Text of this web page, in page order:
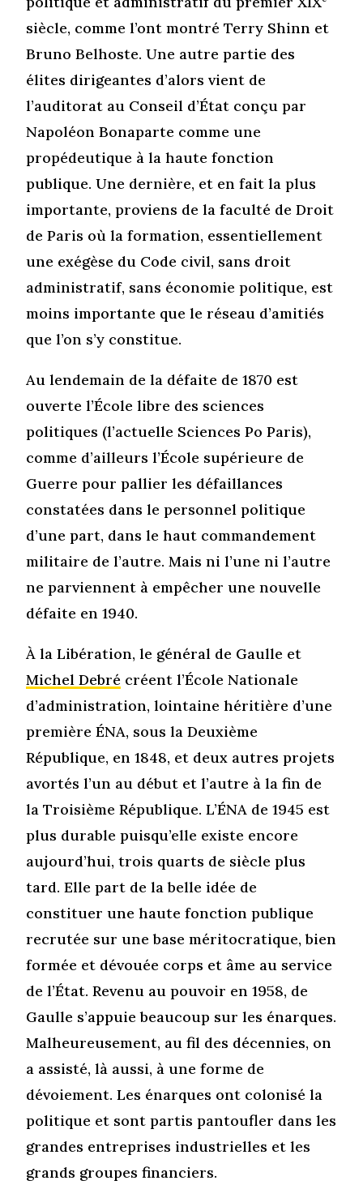
siècle, comme l’ont montré Terry Shinn et
Bruno Belhoste. Une autre partie des
élites dirigeantes d’alors vient de
l’auditorat au Conseil d’État conçu par
Napoléon Bonaparte comme une
propédeutique à la haute fonction
publique. Une dernière, et en fait la plus
importante, proviens de la faculté de Droit
de Paris où la formation, essentiellement
une exégèse du Code civil, sans droit
administratif, sans économie politique, est
moins importante que le réseau d’amitiés
que l’on s’y constitue.
Au lendemain de la défaite de 1870 est
ouverte l’École libre des sciences
politiques (l’actuelle Sciences Po Paris),
comme d’ailleurs l’École supérieure de
Guerre pour pallier les défaillances
constatées dans le personnel politique
d’une part, dans le haut commandement
militaire de l’autre. Mais ni l’une ni l’autre
ne parviennent à empêcher une nouvelle
défaite en 1940.
À la Libération, le général de Gaulle et
Michel Debré créent l’École Nationale
d’administration, lointaine héritière d’une
première ÉNA, sous la Deuxième
République, en 1848, et deux autres projets
avortés l’un au début et l’autre à la fin de
la Troisième République. L’ÉNA de 1945 est
plus durable puisqu’elle existe encore
aujourd’hui, trois quarts de siècle plus
tard. Elle part de la belle idée de
constituer une haute fonction publique
recrutée sur une base méritocratique, bien
formée et dévouée corps et âme au service
de l’État. Revenu au pouvoir en 1958, de
Gaulle s’appuie beaucoup sur les énarques.
Malheureusement, au fil des décennies, on
a assisté, là aussi, à une forme de
dévoiement. Les énarques ont colonisé la
politique et sont partis pantoufler dans les
grandes entreprises industrielles et les
grands groupes financiers.